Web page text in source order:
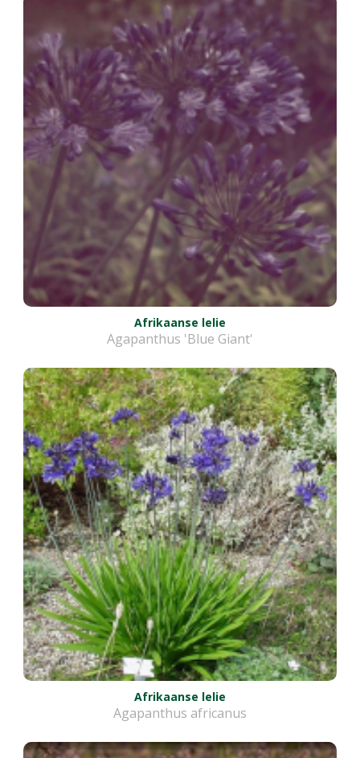
Afrikaanse lelie
Agapanthus 'Blue Giant'
Afrikaanse lelie
Agapanthus africanus